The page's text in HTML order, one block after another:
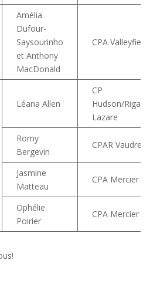
Amélia
Dufour-
Saysourinho
et Anthony
MacDonald
CPA Valleyfield
Léana Allen
CP
Hudson/Rigaud/St-
Lazare
Romy
Bergevin
CPAR Vaudreuil
Jasmine
Matteau
CPA Mercier
Ophélie
Poirier
CPA Mercier